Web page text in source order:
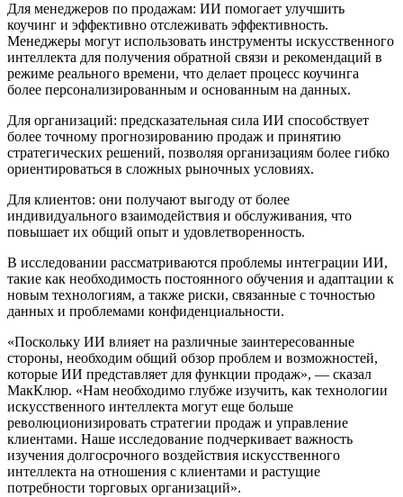
Для менеджеров по продажам: ИИ помогает улучшить
коучинг и эффективно отслеживать эффективность.
Менеджеры могут использовать инструменты искусственного
интеллекта для получения обратной связи и рекомендаций в
режиме реального времени, что делает процесс коучинга
более персонализированным и основанным на данных.
Для организаций: предсказательная сила ИИ способствует
более точному прогнозированию продаж и принятию
стратегических решений, позволяя организациям более гибко
ориентироваться в сложных рыночных условиях.
Для клиентов: они получают выгоду от более
индивидуального взаимодействия и обслуживания, что
повышает их общий опыт и удовлетворенность.
В исследовании рассматриваются проблемы интеграции ИИ,
такие как необходимость постоянного обучения и адаптации к
новым технологиям, а также риски, связанные с точностью
данных и проблемами конфиденциальности.
«Поскольку ИИ влияет на различные заинтересованные
стороны, необходим общий обзор проблем и возможностей,
которые ИИ представляет для функции продаж», — сказал
МакКлюр. «Нам необходимо глубже изучить, как технологии
искусственного интеллекта могут еще больше
революционизировать стратегии продаж и управление
клиентами. Наше исследование подчеркивает важность
изучения долгосрочного воздействия искусственного
интеллекта на отношения с клиентами и растущие
потребности торговых организаций».